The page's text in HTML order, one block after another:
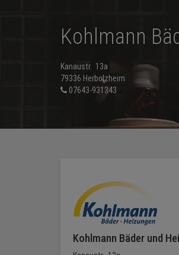
Kohlmann
Kanaustr. 13a
79336 Herbolzheim
07643-931343
Kohlmann Bäder und